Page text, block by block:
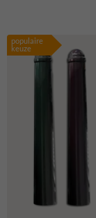
populaire
keuze